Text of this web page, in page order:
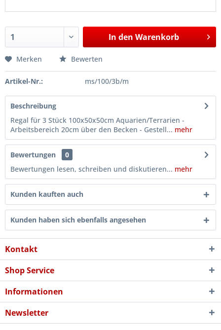
In den Warenkorb
Merken Bewerten
Artikel-Nr.: ms/100/3b/m
Beschreibung
Regal für 3 Stück 100x50x50cm Aquarien/Terrarien -
Arbeitsbereich 20cm über den Becken - Gestell... mehr
Bewertungen
0
Bewertungen lesen, schreiben und diskutieren... mehr
Kunden kauften auch
Kunden haben sich ebenfalls angesehen
Kontakt
Shop Service
Informationen
Newsletter